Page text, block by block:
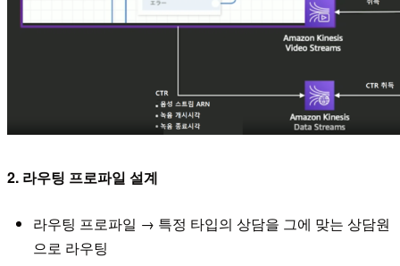
2. 라우팅 프로파일 설계
라우팅 프로파일 → 특정 타입의 상담을 그에 맞는 상담원
으로 라우팅